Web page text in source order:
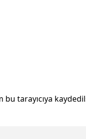
tarayıcıya